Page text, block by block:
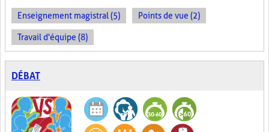
Enseignement magistral (5) Points de vue (2)
Travail d'équipe (8)
DÉBAT